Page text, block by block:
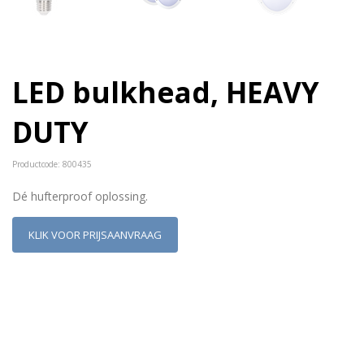
LED bulkhead, HEAVY
DUTY
Productcode: 800435
Dé hufterproof oplossing.
KLIK VOOR PRIJSAANVRAAG